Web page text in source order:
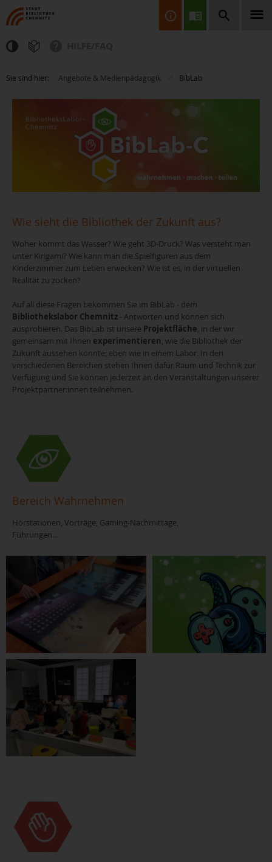
Finden Sie Informationen, Bücher, CDs & DVDs, Spiele, BluRays,
Zeitschriften und vieles mehr...
JETZT FINDEN
Sie sind hier: Angebote & Medienpädagogik BibLab
Wie sieht die Bibliothek der Zukunft aus?
Woher kommt das Wasser? Wie geht 3D-Druck? Was versteht man
unter Kirigami? Wie kann man die Spielfiguren aus dem
Kinderzimmer zum Leben erwecken? Wie ist es, in der virtuellen
Realität zu zocken?
Auf all diese Fragen bekommen Sie im BibLab - dem
Bibliothekslabor Chemnitz - Antworten und können sich
ausprobieren. Das BibLab ist unsere Projektfläche, in der wir
gemeinsam mit Ihnen experimentieren, wie die Bibliothek der
Zukunft aussehen könnte; eben wie in einem Labor. In den
verschiedenen Bereichen stehen Ihnen dafür Raum und Technik zur
Verfügung und Sie können jederzeit an den Veranstaltungen unserer
Projektpartner:innen teilnehmen.
Bereich Wahrnehmen
Hörstationen, Vorträge, Gaming-Nachmittage,
Führungen...